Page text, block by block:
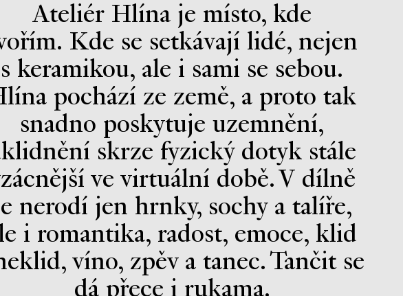
Ateliér Hlína je místo, kde
Kde se setkávají lidé, nejen
s keramikou, ale i sami se sebou.
pochází ze země, a proto tak
snadno poskytuje uzemnění,
skrze fyzický dotyk stále
ve virtuální době. V dílně
nerodí jen hrnky, sochy a talíře,
i romantika, radost, emoce, klid
víno, zpěv a tanec. Tančit se
dá přece i rukama.